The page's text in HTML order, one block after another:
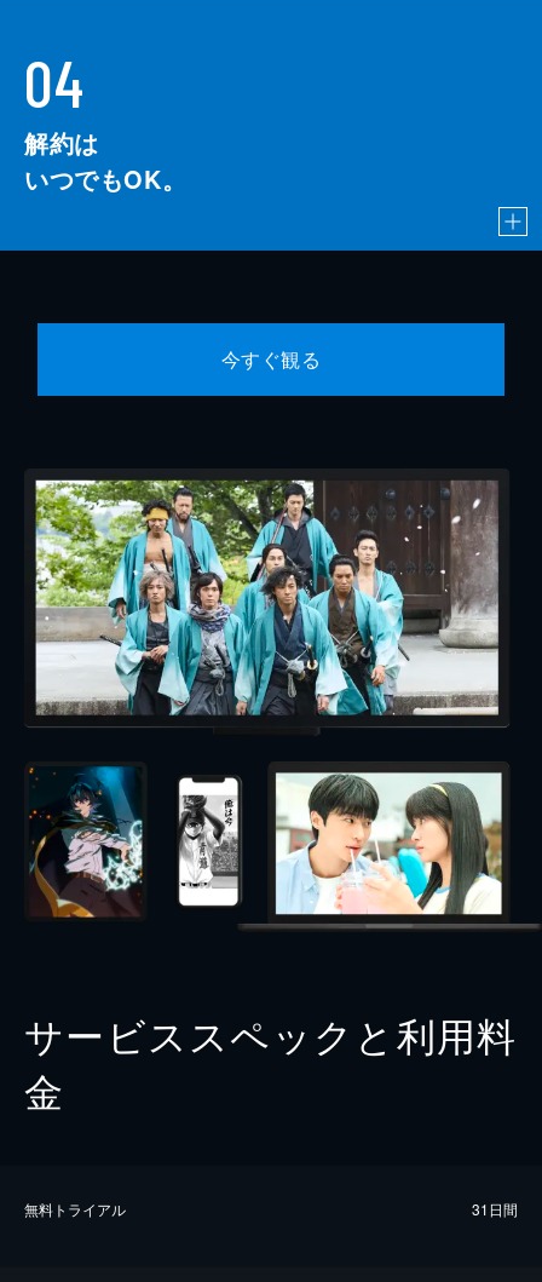
04
解約は
いつでもOK。
今すぐ観る
サービススペックと利用料
金
無料トライアル 31日間